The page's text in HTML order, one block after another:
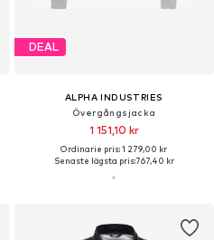
DEAL
ALPHA INDUSTRIES
Övergångsjacka
1 151,10 kr
Ordinarie pris: 1 279,00 kr
Senaste lägsta pris:767,40 kr